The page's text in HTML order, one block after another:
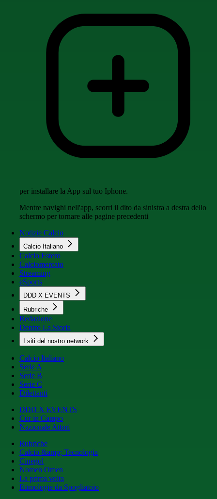
per installare la App sul tuo Iphone.
Mentre navighi nell'app, scorri il dito da sinistra a destra dello
schermo per tornare alle pagine precedenti
Notizie Calcio
Calcio Italiano
Calcio Estero
Calciomercato
Streaming
eSports
DDD X EVENTS
Rubriche
Redazione
Dentro La Storia
I siti del nostro network
Calcio Italiano
Serie A
Serie B
Serie C
Dilettanti
DDD X EVENTS
Cur in Campo
Nazionale Attori
Rubriche
Calcio &amp; Tecnologia
Cinegol
Nomen Omen
La prima volta
Etimologie da Spogliatoio